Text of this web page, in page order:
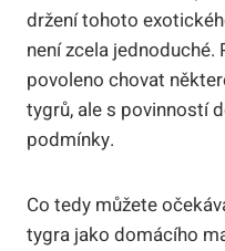
držení tohoto
není zcela
povoleno chovat
tygrů, ale s povinností
podmínky.
Co tedy můžete
tygra jako domácího